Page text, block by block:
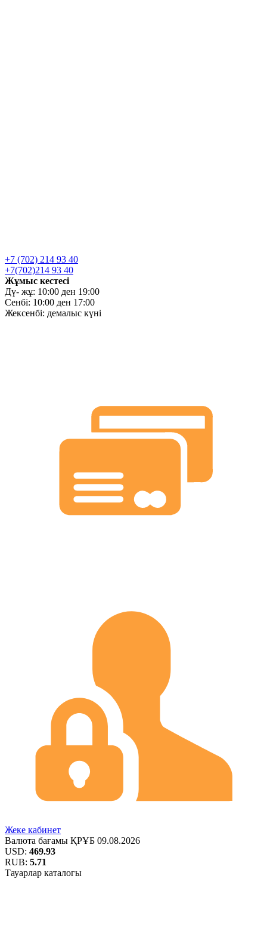
+7 (702) 214 93 40
+7(702)214 93 40
Жұмыс кестесі
Дү- жұ: 10:00 ден 19:00
Сенбі: 10:00 ден 17:00
Жексенбі: демалыс күні
Жеке кабинет
Валюта бағамы ҚРҰБ 09.08.2026
USD: 469.93
RUB: 5.71
Тауарлар каталогы